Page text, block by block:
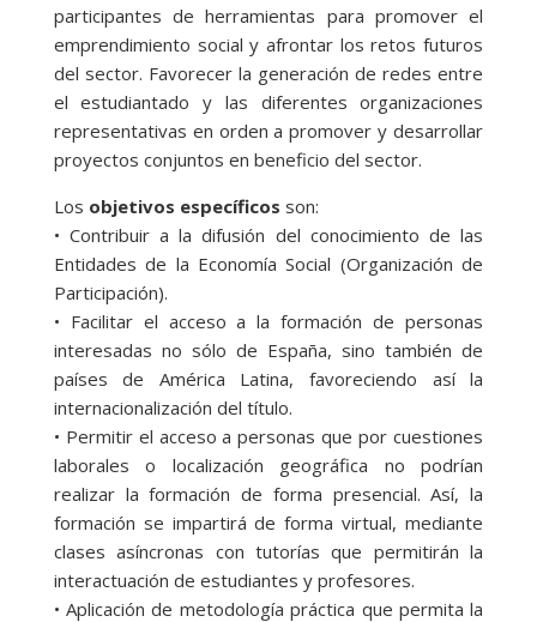
participantes de herramientas para promover el
emprendimiento social y afrontar los retos futuros
del sector. Favorecer la generación de redes entre
el estudiantado y las diferentes organizaciones
representativas en orden a promover y desarrollar
proyectos conjuntos en beneficio del sector.
Los objetivos específicos son:
• Contribuir a la difusión del conocimiento de las
Entidades de la Economía Social (Organización de
Participación).
• Facilitar el acceso a la formación de personas
interesadas no sólo de España, sino también de
países de América Latina, favoreciendo así la
internacionalización del título.
• Permitir el acceso a personas que por cuestiones
laborales o localización geográfica no podrían
realizar la formación de forma presencial. Así, la
formación se impartirá de forma virtual, mediante
clases asíncronas con tutorías que permitirán la
interactuación de estudiantes y profesores.
• Aplicación de metodología práctica que permita la